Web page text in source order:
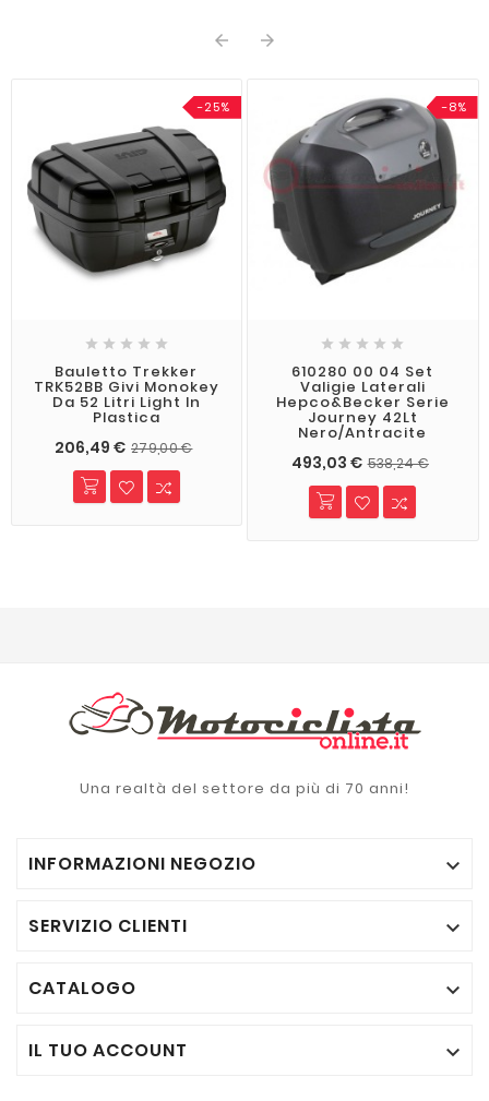
 
-25%
    
Bauletto Trekker
TRK52BB Givi Monokey
Da 52 Litri Light In
Plastica
206,49 € 279,00 €
-8%
    
610280 00 04 Set
Valigie Laterali
Hepco&Becker Serie
Journey 42Lt
Nero/Antracite
493,03 € 538,24 €
Una realtà del settore da più di 70 anni!
INFORMAZIONI NEGOZIO 
SERVIZIO CLIENTI 
CATALOGO 
IL TUO ACCOUNT 